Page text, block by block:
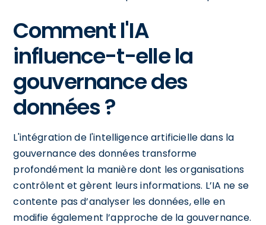
Comment l'IA
influence-t-elle la
gouvernance des
données ?
L'intégration de l'intelligence artificielle dans la
gouvernance des données transforme
profondément la manière dont les organisations
contrôlent et gèrent leurs informations. L’IA ne se
contente pas d’analyser les données, elle en
modifie également l’approche de la gouvernance.